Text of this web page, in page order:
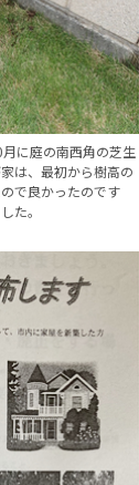
に庭の南西角の芝生
は、最初から樹高の
で良かったのです
た。